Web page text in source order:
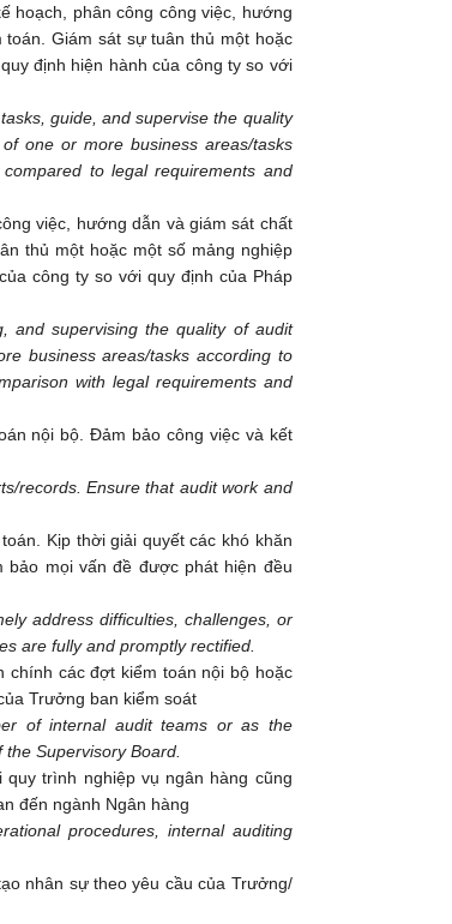
hoạch, phân công công việc, hướng
Giám sát sự tuân thủ một hoặc
định hiện hành của công ty so với
guide, and supervise the quality
one or more business areas/tasks
to legal requirements and
việc, hướng dẫn và giám sát chất
thủ một hoặc một số mảng nghiệp
công ty so với quy định của Pháp
and supervising the quality of audit
business areas/tasks according to
with legal requirements and
nội bộ. Đảm bảo công việc và kết
records. Ensure that audit work and
Kịp thời giải quyết các khó khăn
mọi vấn đề được phát hiện đều
address difficulties, challenges, or
are fully and promptly rectified.
chính các đợt kiểm toán nội bộ hoặc
Trưởng ban kiểm soát
of internal audit teams or as the
Supervisory Board.
trình nghiệp vụ ngân hàng cũng
đến ngành Ngân hàng
procedures, internal auditing
nhân sự theo yêu cầu của Trưởng/